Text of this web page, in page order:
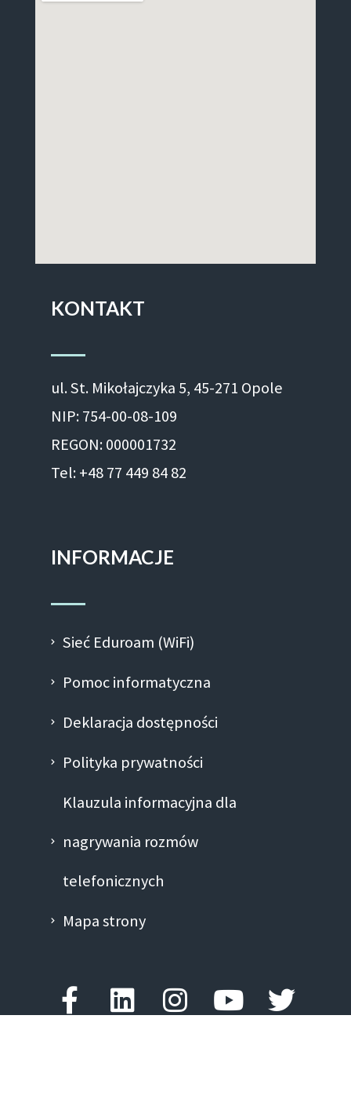
KONTAKT
ul. St. Mikołajczyka 5, 45-271 Opole
NIP: 754-00-08-109
REGON: 000001732
Tel: +48 77 449 84 82
INFORMACJE
Sieć Eduroam (WiFi)
Pomoc informatyczna
Deklaracja dostępności
Polityka prywatności
Klauzula informacyjna dla
nagrywania rozmów
telefonicznych
Mapa strony
f